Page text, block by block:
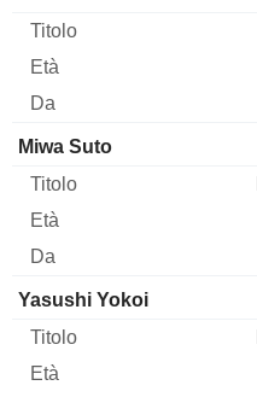
Miwa Suto
Yasushi Yokoi